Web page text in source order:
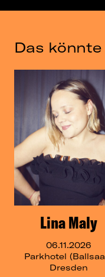
Das
Lina Maly
06.11.2026
Parkhotel
Dresden